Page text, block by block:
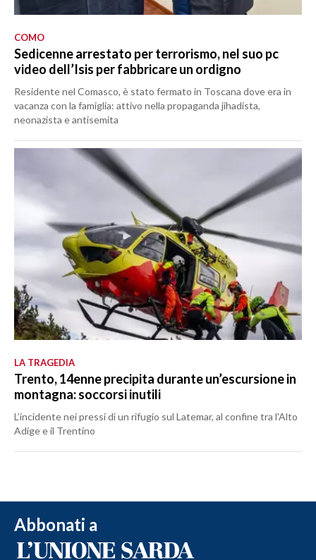
COMO
Sedicenne arrestato per terrorismo, nel suo pc
video dell’Isis per fabbricare un ordigno
Residente nel Comasco, è stato fermato in Toscana dove era in
vacanza con la famiglia: attivo nella propaganda jihadista,
neonazista e antisemita
LA TRAGEDIA
Trento, 14enne precipita durante un’escursione in
montagna: soccorsi inutili
L’incidente nei pressi di un rifugio sul Latemar, al confine tra l'Alto
Adige e il Trentino
Abbonati a